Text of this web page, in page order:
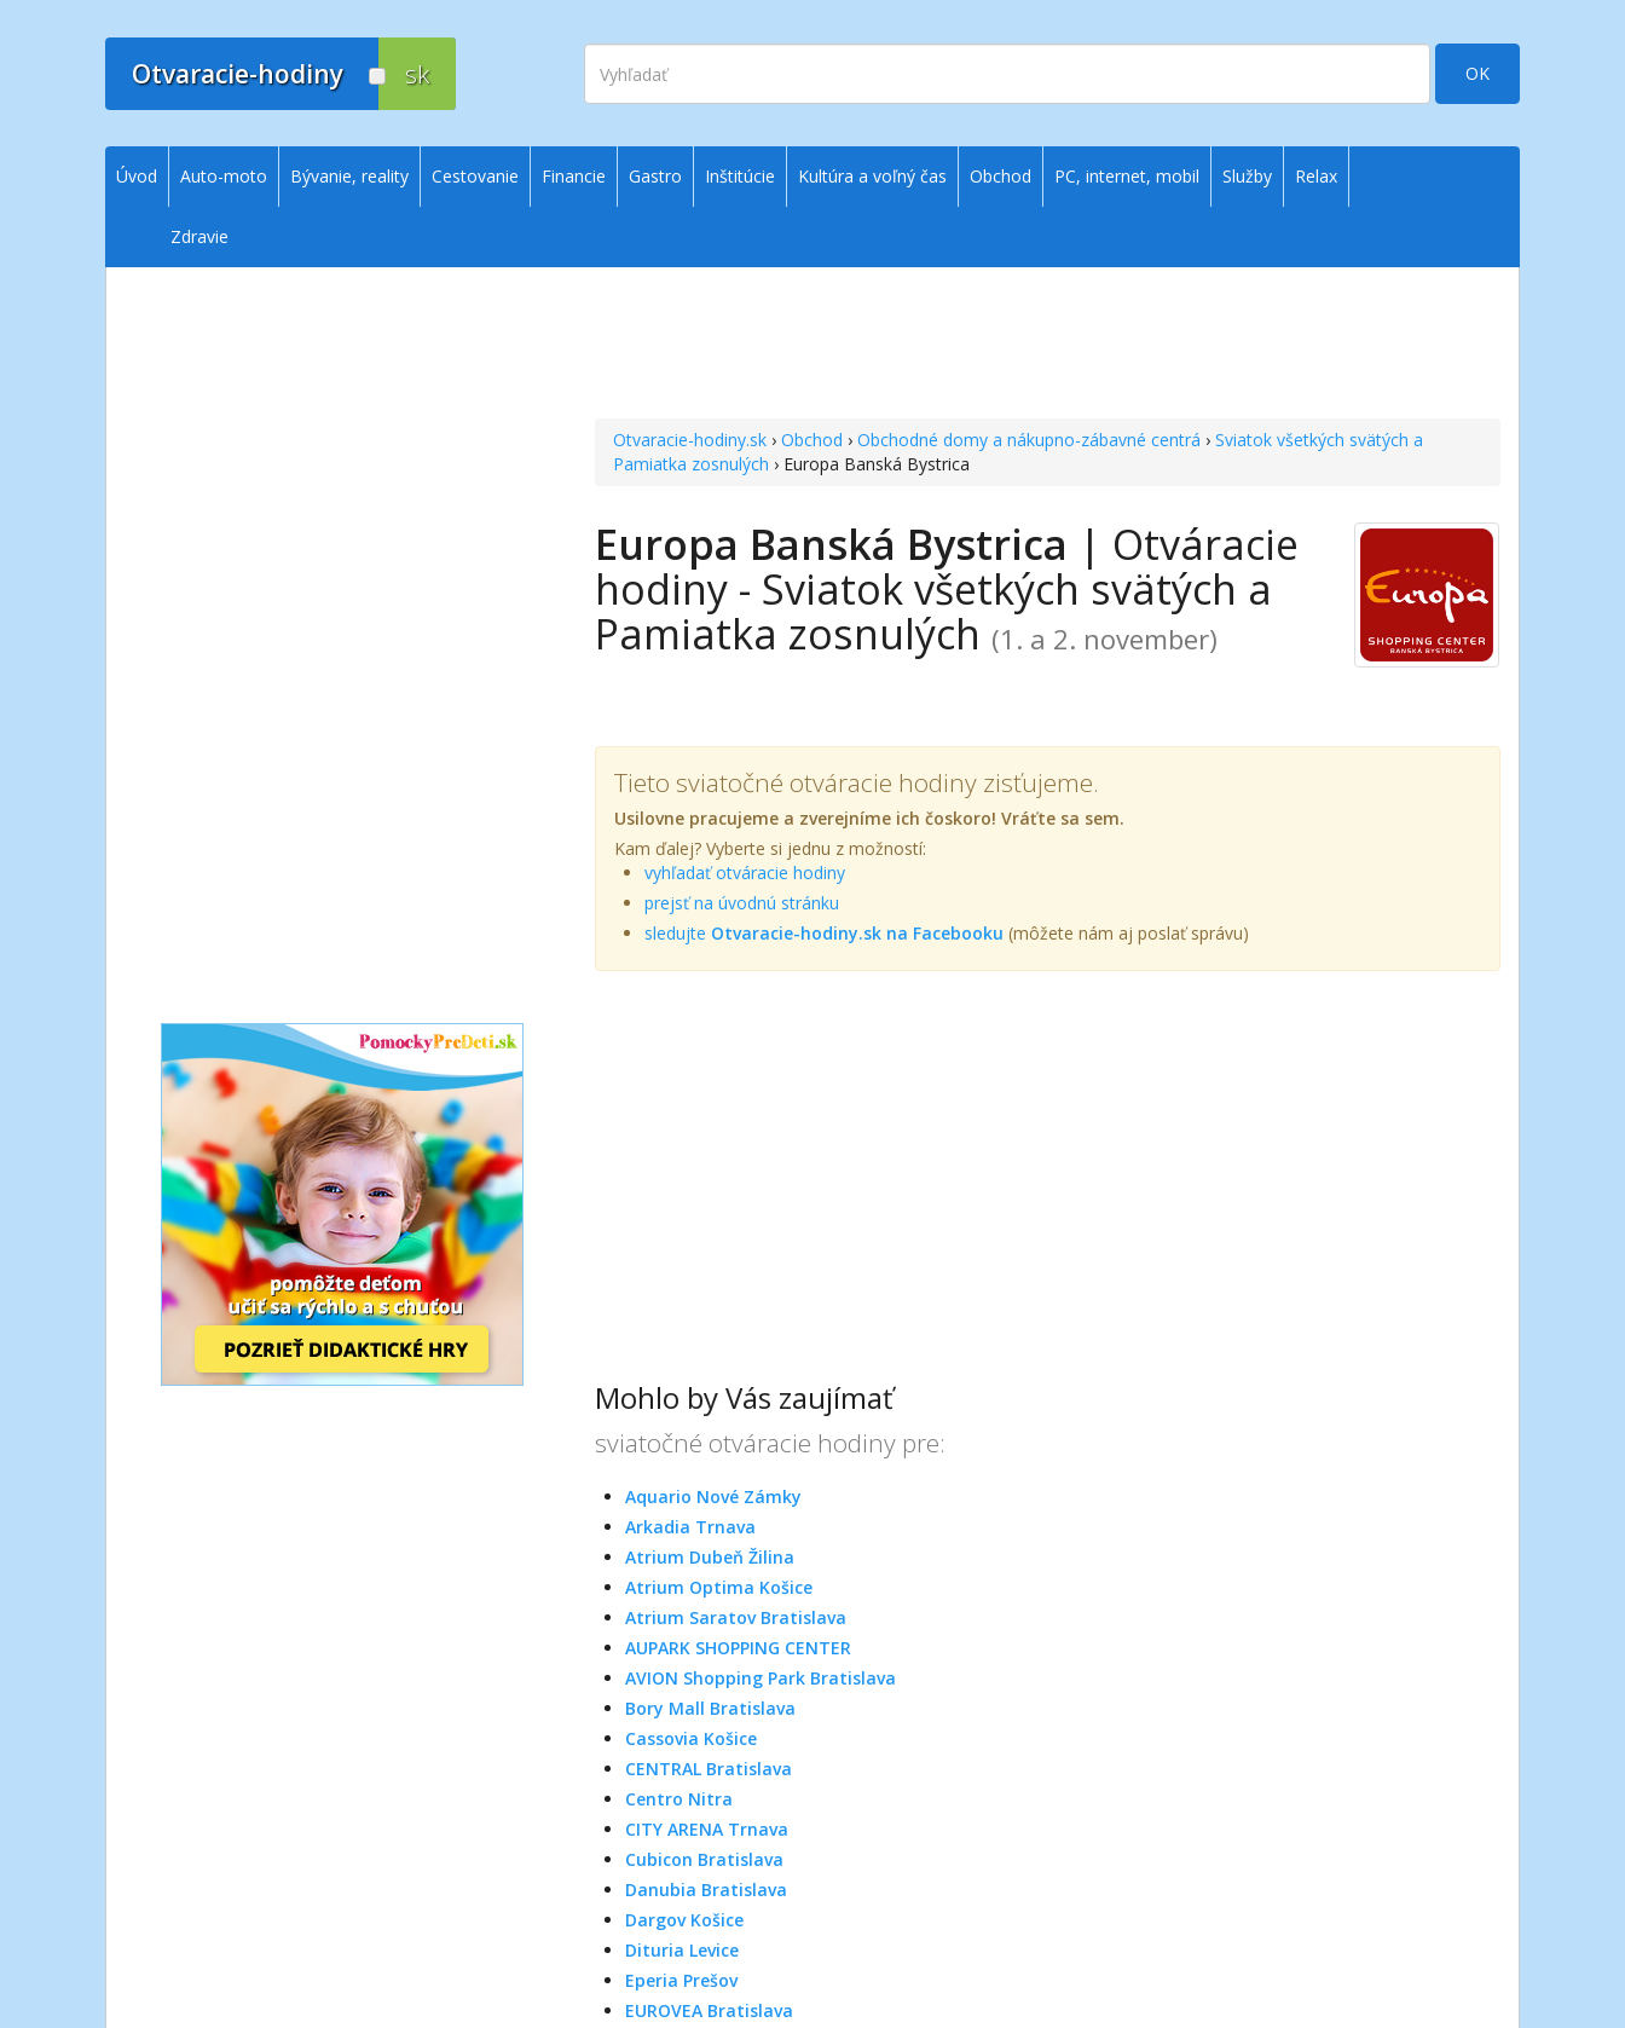
Otvaracie-hodiny sk
Vyhľadať
OK
Otvaracie-hodiny.sk ›Obchod ›Obchodné domy a nákupno-zábavné centrá ›Sviatok všetkých svätých a
Pamiatka zosnulých › Europa Banská Bystrica
Europa Banská Bystrica | Otváracie
hodiny - Sviatok všetkých svätých a
Pamiatka zosnulých (1. a 2. november)
Tieto sviatočné otváracie hodiny zisťujeme.
Usilovne pracujeme a zverejníme ich čoskoro! Vráťte sa sem.
Kam ďalej? Vyberte si jednu z možností:
vyhľadať otváracie hodiny
prejsť na úvodnú stránku
sledujte Otvaracie-hodiny.sk na Facebooku (môžete nám aj poslať správu)
Mohlo by Vás zaujímať
sviatočné otváracie hodiny pre:
Aquario Nové Zámky
Arkadia Trnava
Atrium Dubeň Žilina
Atrium Optima Košice
Atrium Saratov Bratislava
AUPARK SHOPPING CENTER
AVION Shopping Park Bratislava
Bory Mall Bratislava
Cassovia Košice
CENTRAL Bratislava
Centro Nitra
CITY ARENA Trnava
Cubicon Bratislava
Danubia Bratislava
Dargov Košice
Dituria Levice
Eperia Prešov
EUROVEA Bratislava
Úvod Auto-moto Bývanie, reality Cestovanie Financie Gastro Inštitúcie Kultúra a voľný čas Obchod PC, internet, mobil Služby Relax
Zdravie